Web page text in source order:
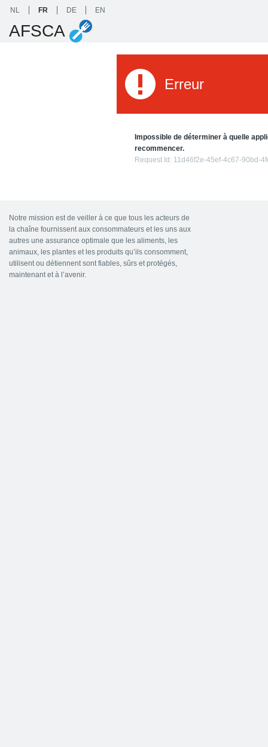
NL FR DE EN
AFSCA
Erreur
Impossible de déterminer à quelle
recommencer.
Request Id: 11d46f2e-45ef-4c67-90bd-
Notre mission est de veiller à ce que tous les acteurs de
la chaîne fournissent aux consommateurs et les uns aux
autres une assurance optimale que les aliments, les
animaux, les plantes et les produits qu’ils consomment,
utilisent ou détiennent sont fiables, sûrs et protégés,
maintenant et à l’avenir.